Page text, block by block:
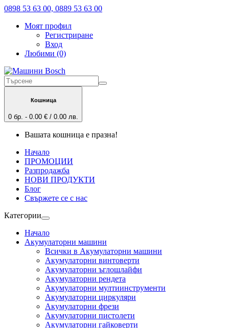
0898 53 63 00, 0889 53 63 00
Моят профил
Регистриране
Вход
Любими (0)
Кошница
0 бр. - 0.00 € / 0.00 лв.
Вашата кошница е празна!
Начало
ПРОМОЦИИ
Разпродажба
НОВИ ПРОДУКТИ
Блог
Свържете се с нас
Категории
Начало
Акумулаторни машини
Всички в Акумулаторни машини
Акумулаторни винтоверти
Акумулаторни ъглошлайфи
Акумулаторни рендета
Акумулаторни мултиинструменти
Акумулаторни циркуляри
Акумулаторни фрези
Акумулаторни пистолети
Акумулаторни гайковерти